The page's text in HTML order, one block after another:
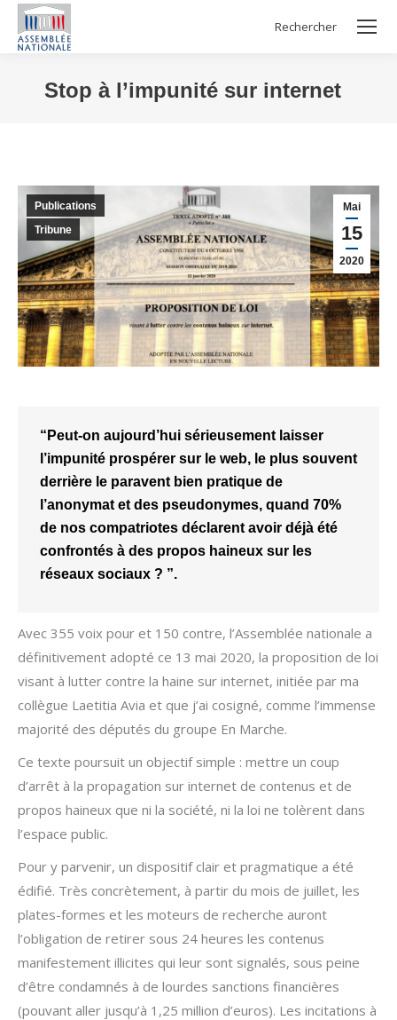
Search:
Rechercher
Stop à l’impunité sur internet
Mai
15
2020
Publications
Tribune
“Peut-on aujourd’hui sérieusement laisser
l’impunité prospérer sur le web, le plus souvent
derrière le paravent bien pratique de
l’anonymat et des pseudonymes, quand 70%
de nos compatriotes déclarent avoir déjà été
confrontés à des propos haineux sur les
réseaux sociaux ? ”.
Avec 355 voix pour et 150 contre, l’Assemblée nationale a
définitivement adopté ce 13 mai 2020, la proposition de loi
visant à lutter contre la haine sur internet, initiée par ma
collègue Laetitia Avia et que j’ai cosigné, comme l’immense
majorité des députés du groupe En Marche.
Ce texte poursuit un objectif simple : mettre un coup
d’arrêt à la propagation sur internet de contenus et de
propos haineux que ni la société, ni la loi ne tolèrent dans
l’espace public.
Pour y parvenir, un dispositif clair et pragmatique a été
édifié. Très concrètement, à partir du mois de juillet, les
plates-formes et les moteurs de recherche auront
l’obligation de retirer sous 24 heures les contenus
manifestement illicites qui leur sont signalés, sous peine
d’être condamnés à de lourdes sanctions financières
(pouvant aller jusqu’à 1,25 million d’euros). Les incitations à